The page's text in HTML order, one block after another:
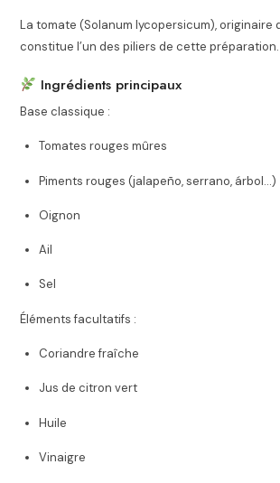
La tomate (Solanum lycopersicum), originaire
constitue l’un des piliers de cette préparation.
Ingrédients principaux
Base classique :
Tomates rouges mûres
Piments rouges (jalapeño, serrano, árbol…)
Oignon
Ail
Sel
Éléments facultatifs :
Coriandre fraîche
Jus de citron vert
Huile
Vinaigre